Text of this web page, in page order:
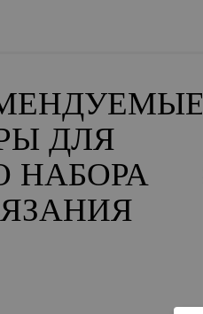
ДЛЯ
НАБОРА